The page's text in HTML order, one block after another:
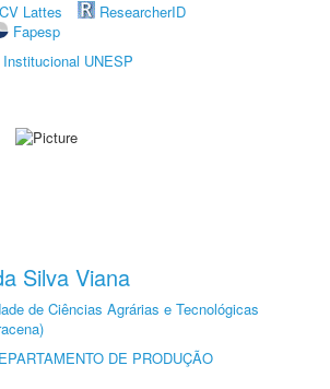
CV Lattes
ResearcherID
Fapesp
UNESP
Silva Viana
de Ciências Agrárias e Tecnológicas
DE PRODUÇÃO